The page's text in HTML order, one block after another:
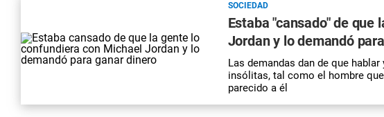
SOCIEDAD
Estaba "cansado" de
Jordan y lo demandó
Las demandas dan de que
insólitas, tal como el hombre
parecido a él